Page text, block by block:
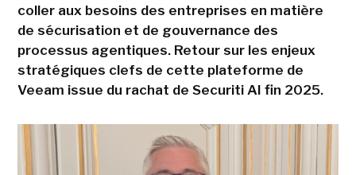
coller aux besoins des entreprises en matière
de sécurisation et de gouvernance des
processus agentiques. Retour sur les enjeux
stratégiques clefs de cette plateforme de
Veeam issue du rachat de Securiti AI fin 2025.